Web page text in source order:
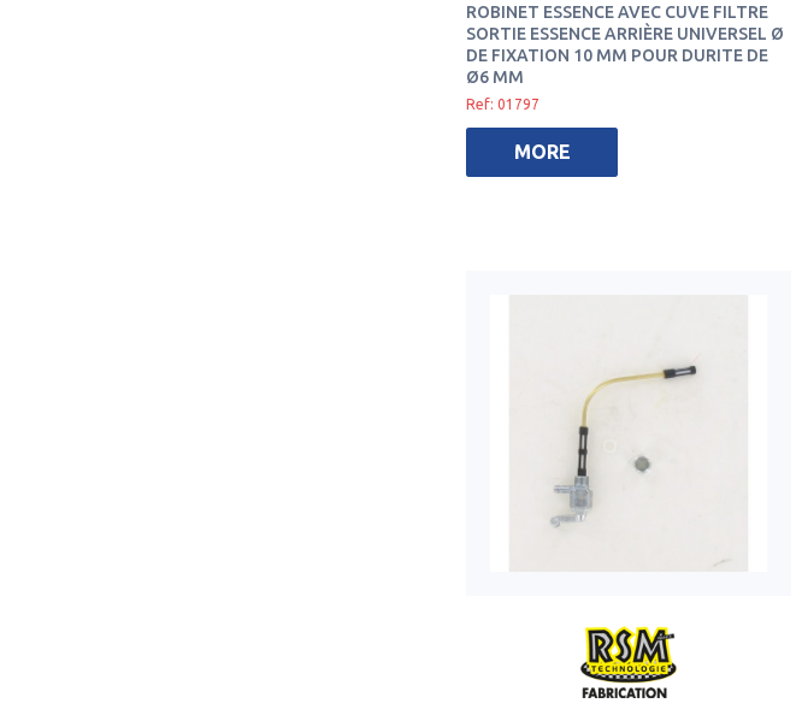
ROBINET ESSENCE AVEC CUVE FILTRE
SORTIE ESSENCE ARRIÈRE UNIVERSEL Ø
DE FIXATION 10 MM POUR DURITE DE
Ø6 MM
Ref: 01797
MORE